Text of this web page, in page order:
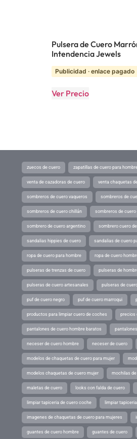
Pulsera de Cuero
Intendencia Jewels
Publicidad · enlace pagado
Ver Precio
zuecos de cuero zapatillas de cuero para
venta de cazadoras de cuero venta chaquetas
sombreros de cuero vaqueros sombreros de
sombreros de cuero chillán sombreros de cuero
sombrero de cuero argentino sombrero cuero
sandalias hippies de cuero sandalias de cuero
ropa de cuero para hombre ropa de cuero
pulseras de trenzas de cuero pulseras de
pulseras de cuero artesanales pulseras de
puf de cuero negro puf de cuero marroqui
productos para limpiar cuero de coches precios
pantalones de cuero hombre baratos
neceser de cuero hombre neceser de cuero
modelos de chaquetas de cuero para mujer
modelos chaquetas de cuero mujer mochilas
maletas de cuero looks con falda de cuero
limpiar tapiceria de cuero coche limpiar
imagenes de chaquetas de cuero para mujeres
guantes de cuero hombre guantes de cuero